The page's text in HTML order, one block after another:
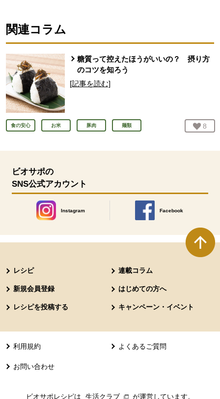
関連コラム
糖質って控えたほうがいいの？ 摂り方
のコツを知ろう
[記事を読む]
食の安心 お米 豚肉 麺類 お気
8
ビオサポの
SNS公式アカウント
Instagram
別のウィンドウで開きます。
Facebook
別のウィンドウで開きます
レシピ 連載コラム
新規会員登録 はじめての方へ
レシピを投稿する キャンペーン・イベント
利用規約 よくあるご質問
お問い合わせ
ビオサポレシピは 生活クラブ 別のウィンドウで開きます。
が運営しています。